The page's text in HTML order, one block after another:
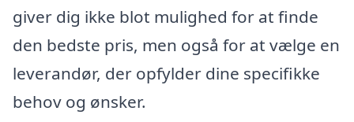
giver dig ikke blot mulighed for at finde
den bedste pris, men også for at vælge en
leverandør, der opfylder dine specifikke
behov og ønsker.